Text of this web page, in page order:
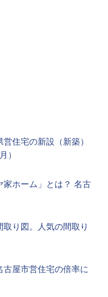
営住宅の新設（新築）
）
家ホーム」とは？ 名古
り図。人気の間取り
屋市営住宅の倍率に